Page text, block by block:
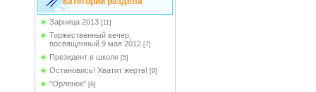
Зарница 2013 [11]
Торжественный вечер,
посвященный 9 мая 2012 [7]
Президент в школе [5]
Остановись! Хватит жертв! [9]
"Орленок" [6]